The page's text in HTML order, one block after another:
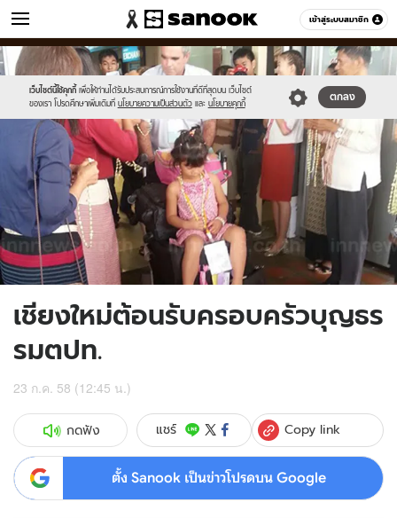
เข้าสู่ระบบสมาชิก
ข่าว หมวดอื่นๆ
เว็บไซต์นี้ใช้คุกกี้ เพื่อให้ท่านได้รับประสบการณ์การใช้งานที่ดีที่สุดบน เว็บไซต์
ของเรา โปรดศึกษาเพิ่มเติมที่ นโยบายความเป็นส่วนตัว และ นโยบายคุกกี้
ตกลง
Sanook
//s.isanook.com/sr/0/images/logo-
new-
sanook.png
600
60
//s.isanook.com/ns/0/ud/367/1835214/634016-
01.jpg
เชียงใหม่ต้อนรับครอบครัวบุญธร
รมตปท.
23 ก.ค. 58 (12:45 น.)
กดฟัง แชร์ Copy link
ตั้ง Sanook เป็นข่าวโปรดบน Google